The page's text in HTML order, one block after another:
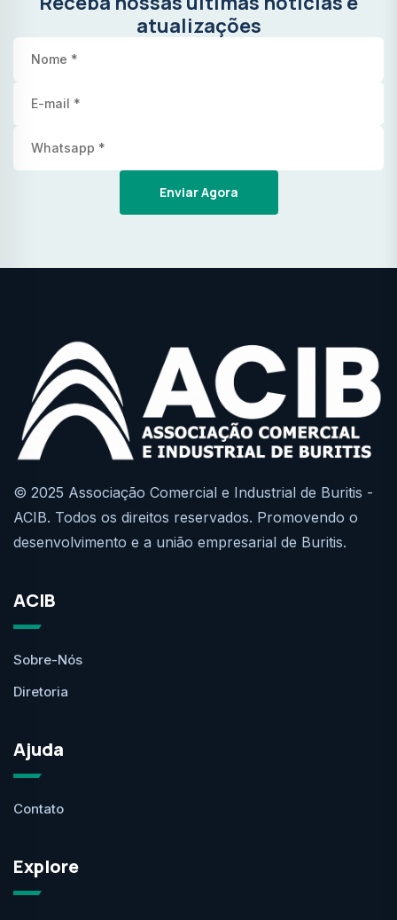
atualizações
Enviar Agora
© 2025 Associação Comercial e Industrial de Buritis -
ACIB. Todos os direitos reservados. Promovendo o
desenvolvimento e a união empresarial de Buritis.
ACIB
Sobre-Nós
Diretoria
Ajuda
Contato
Explore